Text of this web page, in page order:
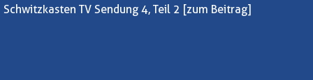
Schwitzkasten TV Sendung 4, Teil 2 [zum Beitrag]